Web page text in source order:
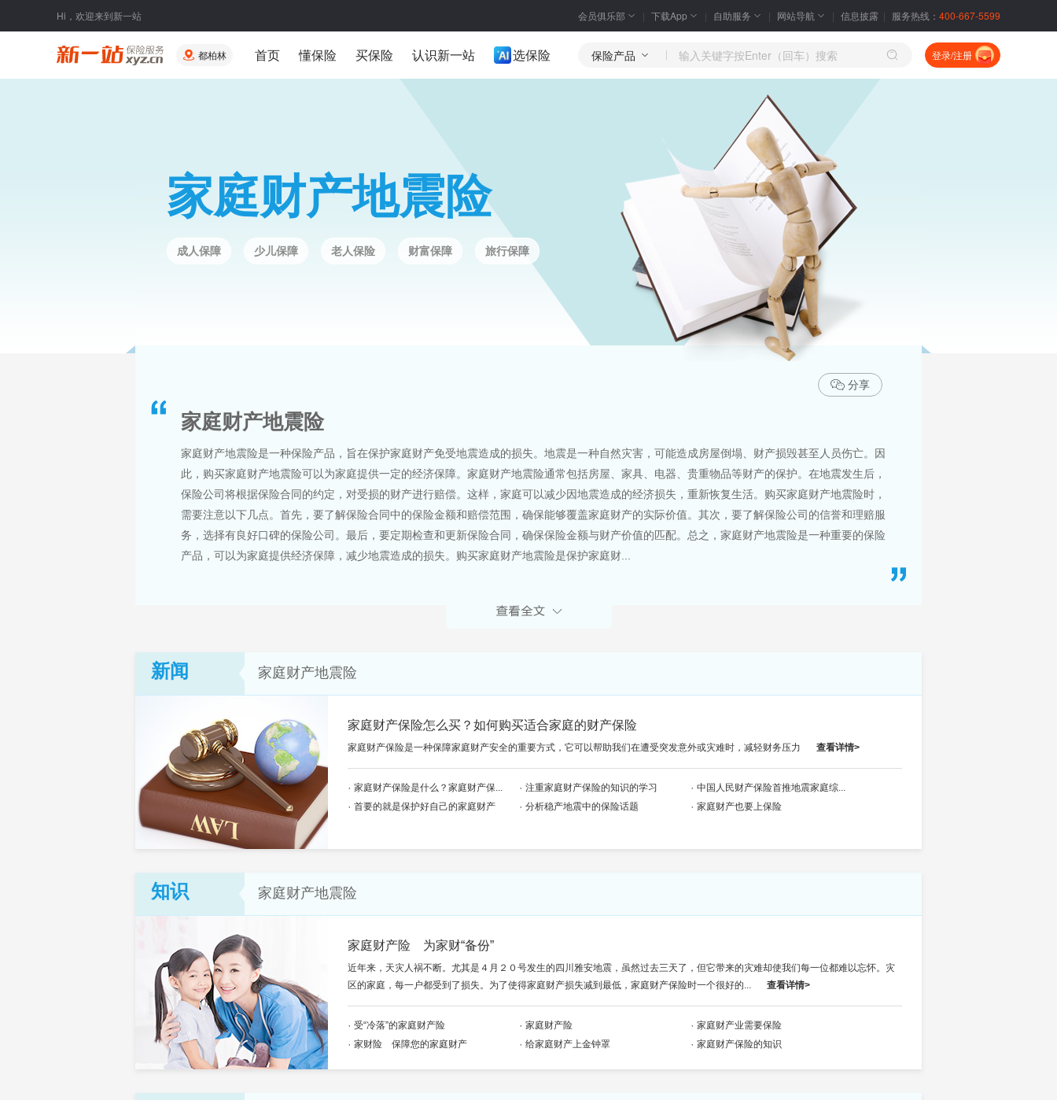
Hi，欢迎来到新一站 会员俱乐部 下载App 自助服务 网站导航 信息披露 服务热线： 400-667-5599
都柏林 首页 懂保险 买保险 认识新一站 选保险 保险产品 登录/注册
家庭财产地震险
成人保障 少儿保障 老人保险 财富保障 旅行保障
分享
家庭财产地震险
家庭财产地震险是一种保险产品，旨在保护家庭财产免受地震造成的损失。地震是一种自然灾害，可能造成房屋倒塌、财产损毁甚至人员伤亡。因
此，购买家庭财产地震险可以为家庭提供一定的经济保障。家庭财产地震险通常包括房屋、家具、电器、贵重物品等财产的保护。在地震发生后，
保险公司将根据保险合同的约定，对受损的财产进行赔偿。这样，家庭可以减少因地震造成的经济损失，重新恢复生活。购买家庭财产地震险时，
需要注意以下几点。首先，要了解保险合同中的保险金额和赔偿范围，确保能够覆盖家庭财产的实际价值。其次，要了解保险公司的信誉和理赔服
务，选择有良好口碑的保险公司。最后，要定期检查和更新保险合同，确保保险金额与财产价值的匹配。总之，家庭财产地震险是一种重要的保险
产品，可以为家庭提供经济保障，减少地震造成的损失。购买家庭财产地震险是保护家庭财...
新闻 家庭财产地震险
家庭财产保险怎么买？如何购买适合家庭的财产保险
家庭财产保险是一种保障家庭财产安全的重要方式，它可以帮助我们在遭受突发意外或灾难时，减轻财务压力 查看详情>
家庭财产保险是什么？家庭财产保... 注重家庭财产保险的知识的学习
中国人民财产保险首推地震家庭综...
首要的就是保护好自己的家庭财产
分析稳产地震中的保险话题 家庭财产也要上保险
知识 家庭财产地震险
家庭财产险 为家财“备份”
近年来，天灾人祸不断。尤其是４月２０号发生的四川雅安地震，虽然过去三天了，但它带来的灾难却使我们每一位都难以忘怀。灾
区的家庭，每一户都受到了损失。为了使得家庭财产损失减到最低，家庭财产保险时一个很好的...
查看详情>
受“冷落”的家庭财产险 家庭财产险
家庭财产业需要保险
家财险 保障您的家庭财产
给家庭财产上金钟罩 家庭财产保险的知识